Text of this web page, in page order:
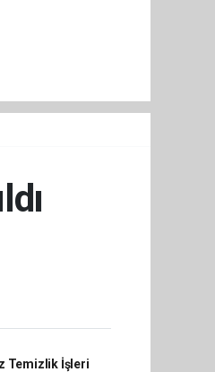
Temizlik İşleri